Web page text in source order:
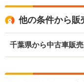
他の条件から販
千葉県から中古車販